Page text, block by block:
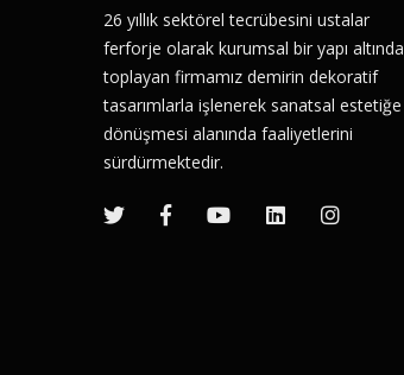
26 yıllık sektörel tecrübesini ustalar
ferforje olarak kurumsal bir yapı altında
toplayan firmamız demirin dekoratif
tasarımlarla işlenerek sanatsal estetiğe
dönüşmesi alanında faaliyetlerini
sürdürmektedir.